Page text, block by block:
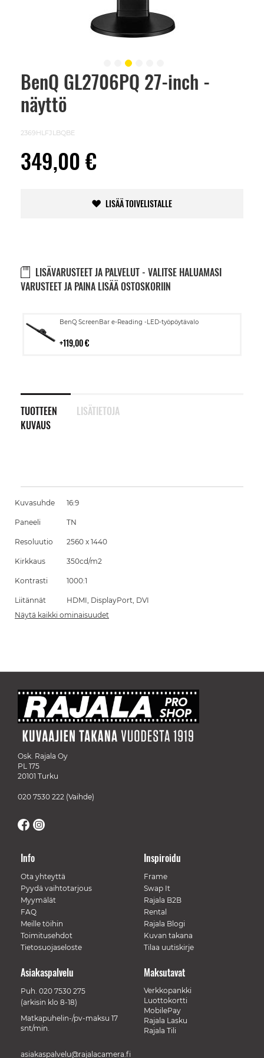
BenQ GL2706PQ 27-inch -
näyttö
2369HLFJLBQBE
349,00 €
LISÄÄ TOIVELISTALLE
LISÄVARUSTEET JA PALVELUT - VALITSE HALUAMASI
VARUSTEET JA PAINA LISÄÄ OSTOSKORIIN
BenQ ScreenBar e-Reading -LED-työpöytävalo
119,00 €
Lisää
TUOTTEEN
KUVAUS
LISÄTIETOJA
Skip
beginning
images
Kuvasuhde 16:9
Paneeli TN
Resoluutio 2560 x 1440
Kirkkaus 350cd/m2
Kontrasti 1000:1
Liitännät
HDMI, DisplayPort, DVI
Näytä kaikki ominaisuudet
Osk. Rajala Oy
PL 175
20101 Turku
020 7530 222 (Vaihde)
Info
Ota yhteyttä
Pyydä vaihtotarjous
Myymälät
FAQ
Meille töihin
Toimitusehdot
Tietosuojaseloste
Inspiroidu
Frame
Swap It
Rajala B2B
Rental
Rajala Blogi
Kuvan takana
Tilaa uutiskirje
Maksutavat
Verkkopankki
Luottokortti
MobilePay
Rajala Lasku
Rajala Tili
Asiakaspalvelu
Puh. 020 7530 275
(arkisin klo 8-18)
Matkapuhelin-/pv-maksu 17
snt/min.
asiakaspalvelu@rajalacamera.fi